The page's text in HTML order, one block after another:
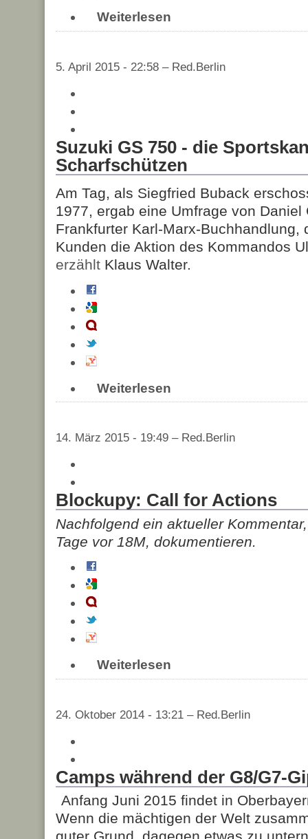
Weiterlesen
5. April 2015 - 22:58 – Red.Berlin
Suzuki GS 750 - die
Scharfschützen
Am Tag, als Siegfried Buback
1977, ergab eine Umfrage von Daniel
Frankfurter Karl-Marx-Buchhandlung,
Kunden die Aktion des Kommandos
erzählt Klaus Walter.
Weiterlesen
14. März 2015 - 19:49 – Red.Berlin
Blockupy: Call for Actions
Nachfolgend ein aktueller
Tage vor 18M, dokumentieren.
Weiterlesen
24. Oktober 2014 - 13:21 – Red.Berlin
Camps während der G8/G7-
Anfang Juni 2015 findet in
Wenn die mächtigen der Welt